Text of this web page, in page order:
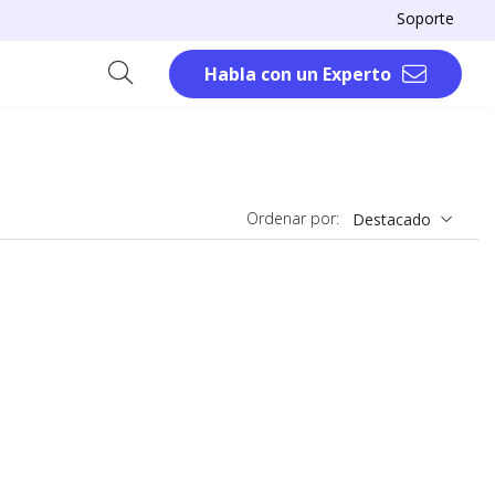
Soporte
Habla con un Experto
Ordenar por: Destacado